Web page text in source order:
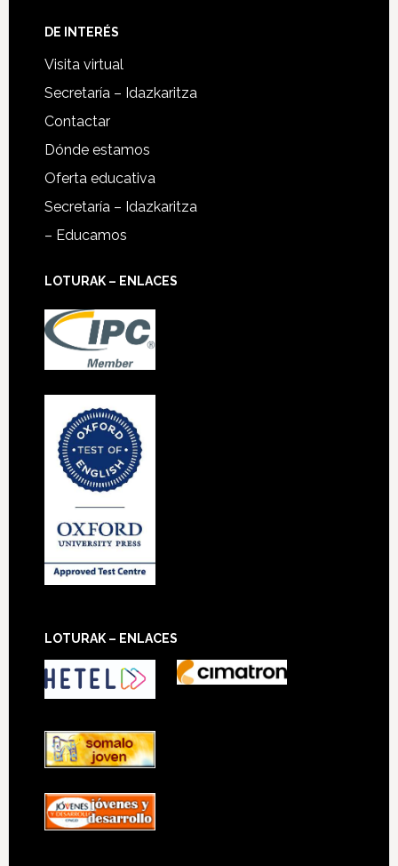
DE INTERÉS
Visita virtual
Secretaría – Idazkaritza
Contactar
Dónde estamos
Oferta educativa
Secretaría – Idazkaritza
– Educamos
LOTURAK – ENLACES
LOTURAK – ENLACES